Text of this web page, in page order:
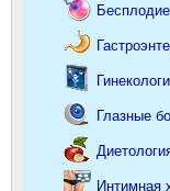
Бесплодие
Глазные
Интимная